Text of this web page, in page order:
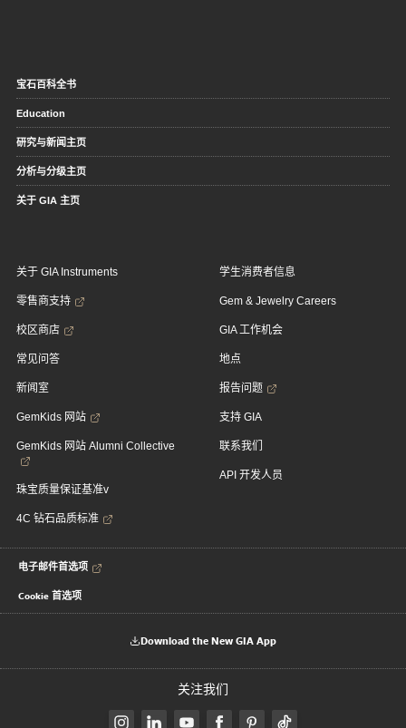
宝石百科全书
Education
研究与新闻主页
分析与分级主页
关于 GIA 主页
关于 GIA Instruments
零售商支持
校区商店
常见问答
新闻室
GemKids 网站
GemKids 网站 Alumni Collective
珠宝质量保证基准v
4C 钻石品质标准
学生消费者信息
Gem & Jewelry Careers
GIA 工作机会
地点
报告问题
支持 GIA
联系我们
API 开发人员
电子邮件首选项
Cookie 首选项
Download the New GIA App
关注我们